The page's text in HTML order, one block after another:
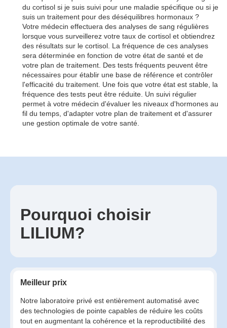
du cortisol si je suis suivi pour une maladie spécifique ou si je
suis un traitement pour des déséquilibres hormonaux ?
Votre médecin effectuera des analyses de sang régulières
lorsque vous surveillerez votre taux de cortisol et obtiendrez
des résultats sur le cortisol. La fréquence de ces analyses
sera déterminée en fonction de votre état de santé et de
votre plan de traitement. Des tests fréquents peuvent être
nécessaires pour établir une base de référence et contrôler
l'efficacité du traitement. Une fois que votre état est stable, la
fréquence des tests peut être réduite. Un suivi régulier
permet à votre médecin d'évaluer les niveaux d'hormones au
fil du temps, d'adapter votre plan de traitement et d'assurer
une gestion optimale de votre santé.
Pourquoi choisir
LILIUM?
Meilleur prix
Notre laboratoire privé est entièrement automatisé avec
des technologies de pointe capables de réduire les coûts
tout en augmentant la cohérence et la reproductibilité des